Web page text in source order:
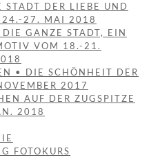
STADT DER LIEBE UND
24.-27. MAI 2018
GANZE STADT, EIN
VOM 18.-21.
• DIE SCHÖNHEIT DER
2017
AUF DER ZUGSPITZE
2018
FOTOKURS